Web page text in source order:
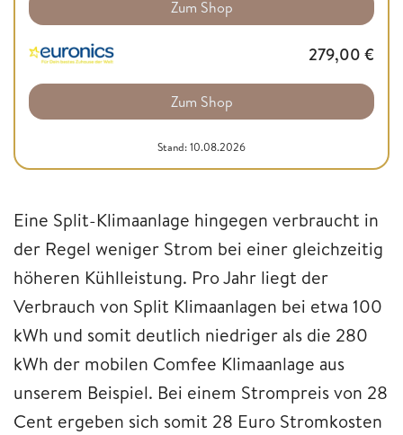
Zum Shop
279,00 €
Zum Shop
Stand: 10.08.2026
Eine Split-Klimaanlage hingegen verbraucht in
der Regel weniger Strom bei einer gleichzeitig
höheren Kühlleistung. Pro Jahr liegt der
Verbrauch von Split Klimaanlagen bei etwa 100
kWh und somit deutlich niedriger als die 280
kWh der mobilen Comfee Klimaanlage aus
unserem Beispiel. Bei einem Strompreis von 28
Cent ergeben sich somit 28 Euro Stromkosten